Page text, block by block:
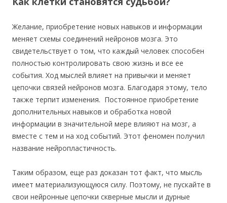
Желание, приобретение новых навыков и информации
меняет схемы соединений нейронов мозга. Это
свидетельствует о том, что каждый человек способен
полностью контролировать свою жизнь и все ее
события. Ход мыслей влияет на привычки и меняет
цепочки связей нейронов мозга. Благодаря этому, тело
также терпит изменения. Постоянное приобретение
дополнительных навыков и обработка новой
информации в значительной мере влияют на мозг, а
вместе с тем и на ход событий. Этот феномен получил
название нейропластичность.
Таким образом, еще раз доказан тот факт, что мысль
имеет материализующуюся силу. Поэтому, не пускайте в
свои нейронные цепочки скверные мысли и дурные